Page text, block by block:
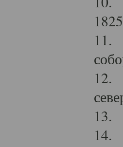
11.
12.
13.
14.